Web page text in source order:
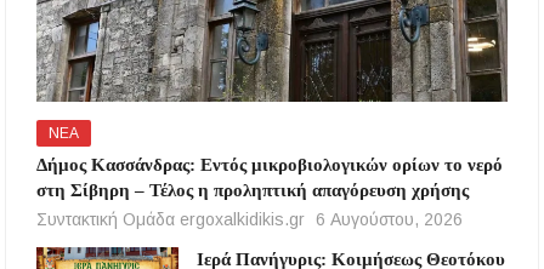
ΝΕΑ
Δήμος Κασσάνδρας: Εντός μικροβιολογικών ορίων το νερό
στη Σίβηρη – Τέλος η προληπτική απαγόρευση χρήσης
Συντακτική Ομάδα ergoxalkidikis.gr
6 Αυγούστου, 2026
Ιερά Πανήγυρις: Κοιμήσεως Θεοτόκου